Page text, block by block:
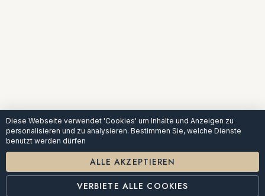
Diese Webseite verwendet 'Cookies' um Inhalte und Anzeigen zu
personalisieren und zu analysieren. Bestimmen Sie, welche Dienste
benutzt werden dürfen
ALLE AKZEPTIEREN
VERBIETE ALLE COOKIES